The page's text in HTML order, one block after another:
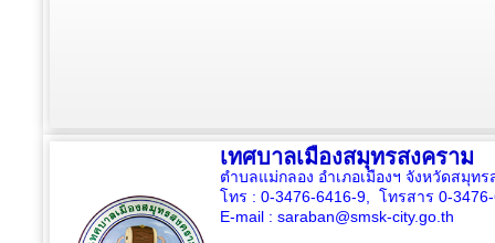
เทศบาลเมืองสมุทรสงคราม
ตำบลแม่กลอง อำเภอเมืองฯ จังหวัดสมุท
โทร : 0-3476-6416-9, โทรสาร 0-
E-mail : saraban@smsk-city.go.th